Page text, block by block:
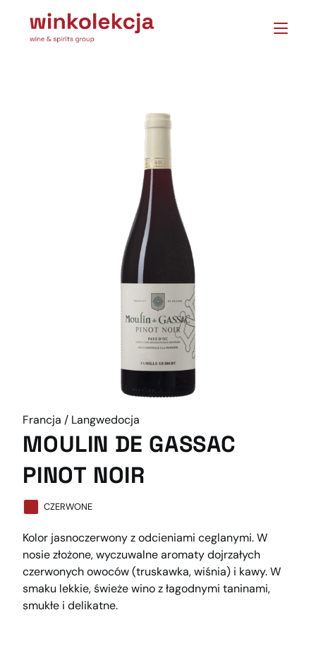
Francja / Langwedocja
MOULIN DE GASSAC
PINOT NOIR
CZERWONE
Kolor jasnoczerwony z odcieniami ceglanymi. W
nosie złożone, wyczuwalne aromaty dojrzałych
czerwonych owoców (truskawka, wiśnia) i kawy. W
smaku lekkie, świeże wino z łagodnymi taninami,
smukłe i delikatne.